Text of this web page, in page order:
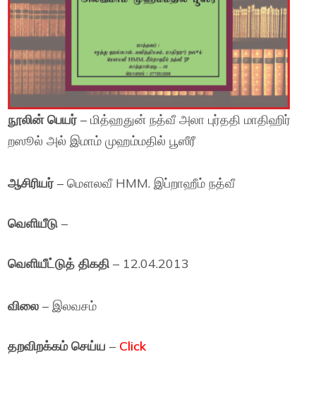
நூலின் பெயர்– மித்ஹதுன் நத்வீ அலா புர்ததி மாதிஹிர்
றஸூல் அல் இமாம் முஹம்மதில் பூஸீரீ
ஆசிரியர்– மௌலவீ HMM. இப்றாஹீம் நத்வீ
வெளியீடு –
வெளியீட்டுத் திகதி – 12.04.2013
விலை – இலவசம்
தறவிறக்கம் செய்ய – Click